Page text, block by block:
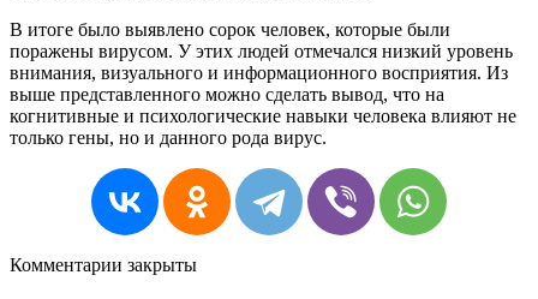
В итоге было выявлено сорок человек, которые были
поражены вирусом. У этих людей отмечался низкий уровень
внимания, визуального и информационного восприятия. Из
выше представленного можно сделать вывод, что на
когнитивные и психологические навыки человека влияют не
только гены, но и данного рода вирус.
Комментарии закрыты